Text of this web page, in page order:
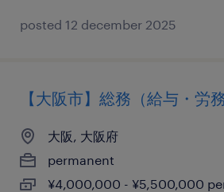
posted 12 december 2025
【大阪市】総務（給与・労務
大阪, 大阪府
permanent
¥4,000,000 - ¥5,500,000